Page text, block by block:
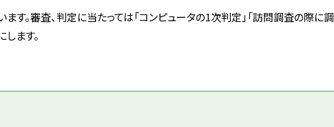
。審査、判定に当たっては「コンピュータの1次判定」「訪問調査の際に調
ます。